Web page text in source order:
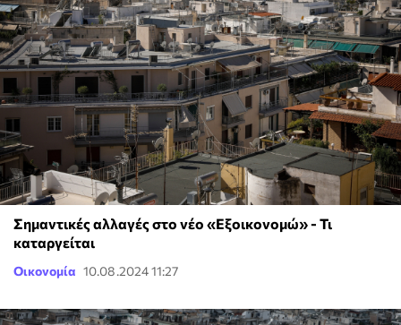
Σημαντικές αλλαγές στο νέο «Εξοικονομώ» - Τι
καταργείται
Οικονομία 10.08.2024 11:27